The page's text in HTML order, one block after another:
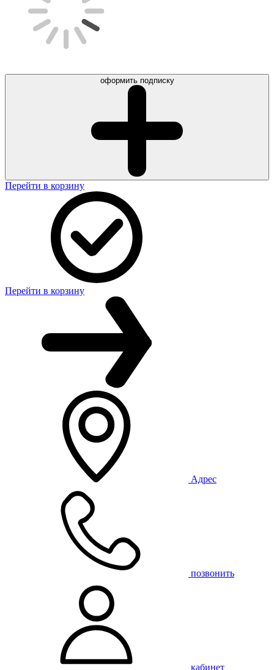
оформить подписку
Перейти в корзину
Перейти в корзину
Адрес
позвонить
кабинет